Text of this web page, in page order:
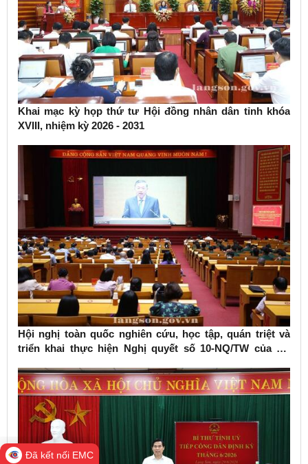
Khai mạc kỳ họp thứ tư Hội đồng nhân dân tỉnh khóa
XVIII, nhiệm kỳ 2026 - 2031
Hội nghị toàn quốc nghiên cứu, học tập, quán triệt và
triển khai thực hiện Nghị quyết số 10-NQ/TW của Bộ
Đã kết nối EMC